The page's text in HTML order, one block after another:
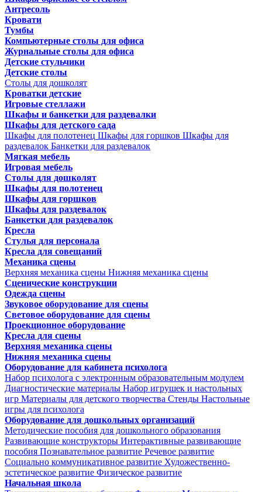
Антресоль
Кровати
Тумбы
Компьютерные столы для офиса
Журнальные столы для офиса
Детские стульчики
Детские столы
Столы для дошколят
Кроватки детские
Игровые стеллажи
Шкафы и банкетки для раздевалки
Шкафы для детского сада
Шкафы для полотенец Шкафы для горшков Шкафы для
раздевалок Банкетки для раздевалок
Мягкая мебель
Игровая мебель
Столы для дошколят
Шкафы для полотенец
Шкафы для горшков
Шкафы для раздевалок
Банкетки для раздевалок
Кресла
Стулья для персонала
Кресла для совещаний
Механика сцены
Верхняя механика сцены Нижняя механика сцены
Сценические конструкции
Одежда сцены
Звуковое оборудование для сцены
Световое оборудование для сцены
Проекционное оборудование
Кресла для сцены
Верхняя механика сцены
Нижняя механика сцены
Оборудование для кабинета психолога
Набор психолога с электронным образовательным модулем
Диагностические материалы Набор игрушек и настольных
игр Материалы для детского творчества Стенды Настольные
игры для психолога
Оборудование для дошкольных организаций
Методические пособия для дошкольного образования
Развивающие конструкторы Интерактивные развивающие
пособия Познавательное развитие Речевое развитие
Социально коммуникативное развитие Художественно-
эстетическое развитие Физическое развитие
Начальная школа